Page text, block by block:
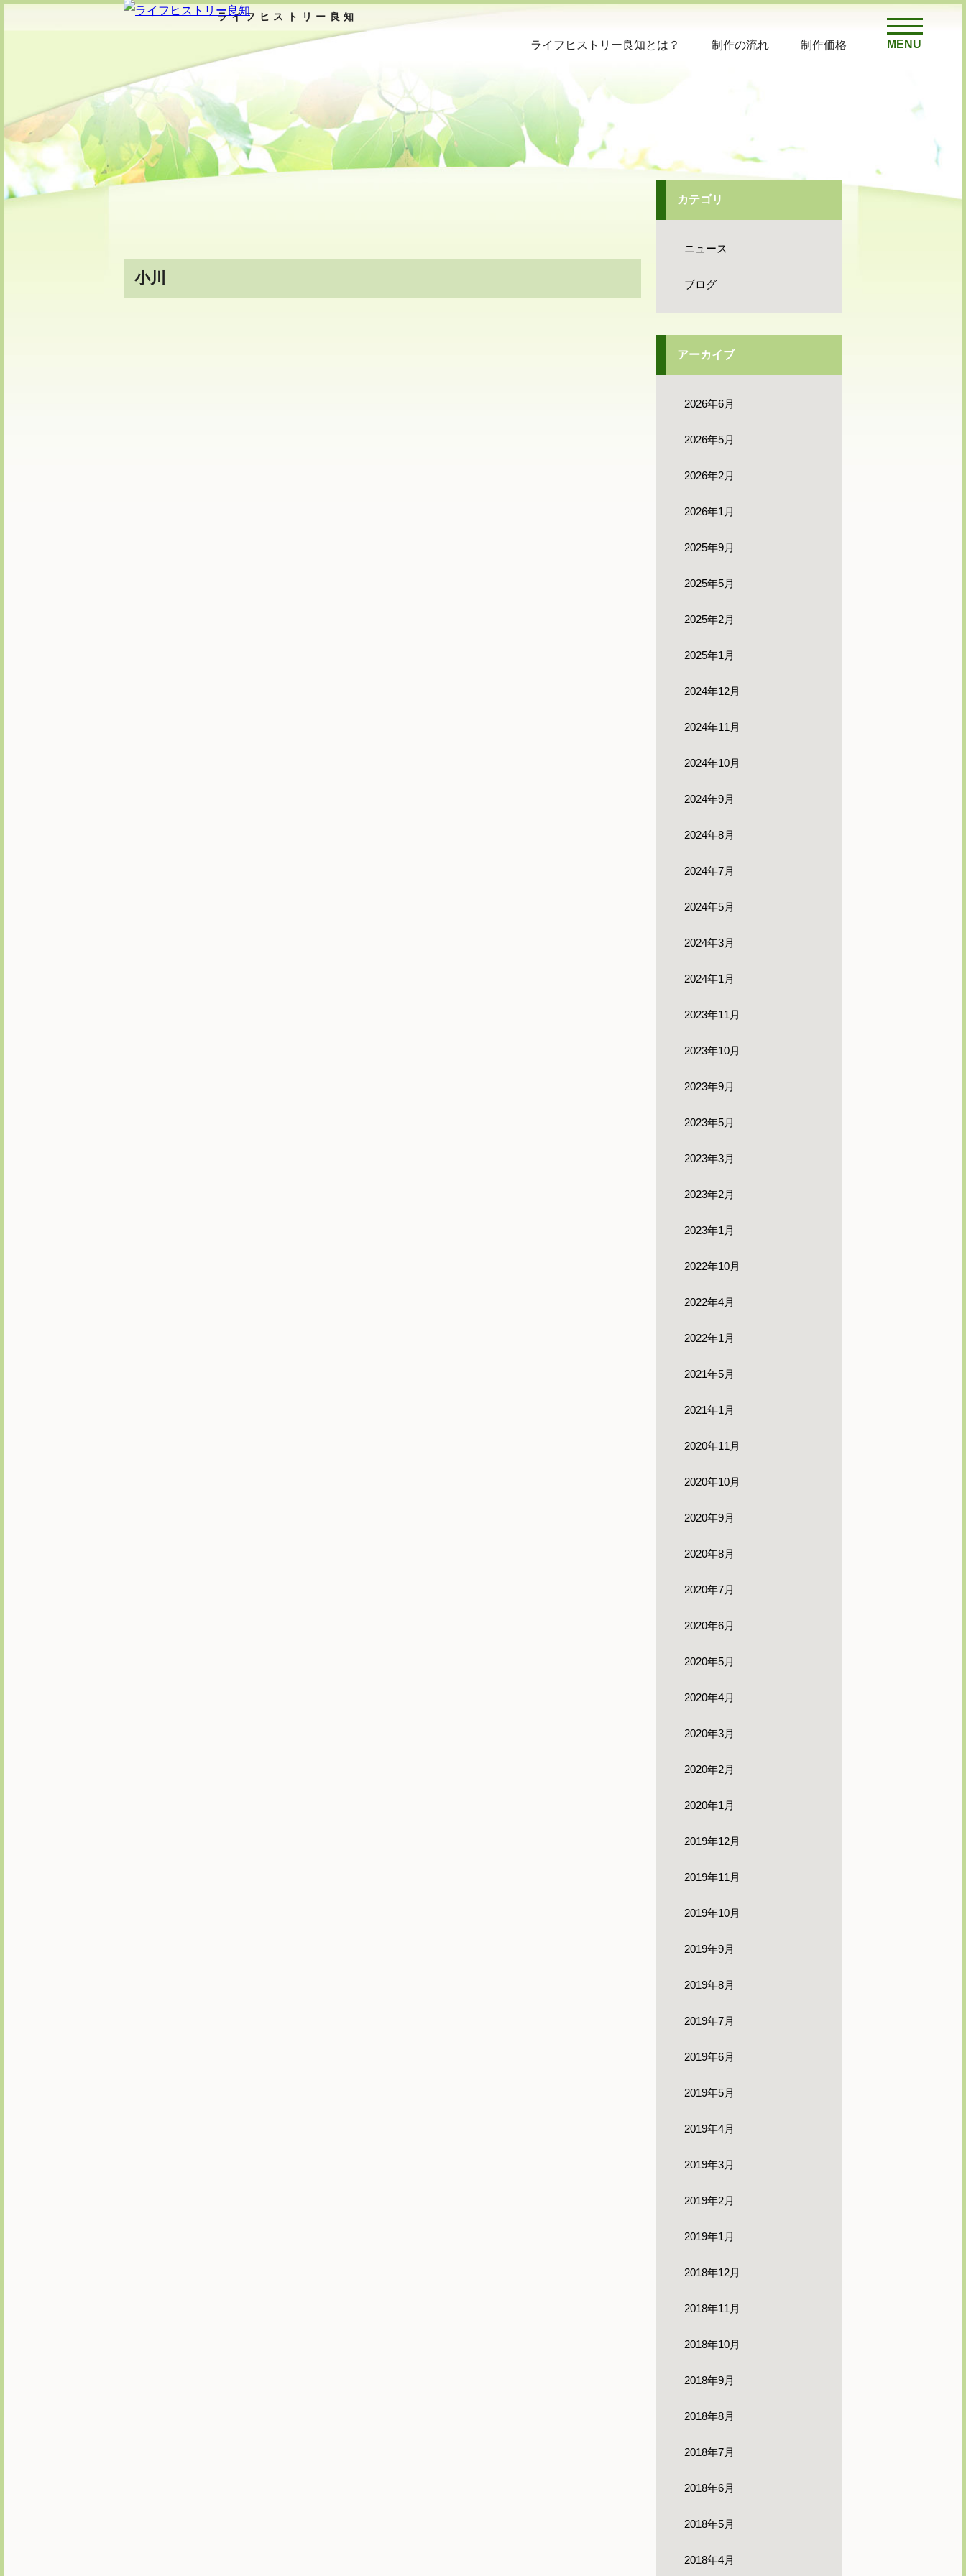
ライフヒストリー良知
MENU
ライフヒストリー良知とは？ 制作の流れ 制作価格
小川
カテゴリ
ニュース
ブログ
アーカイブ
2026年6月
2026年5月
2026年2月
2026年1月
2025年9月
2025年5月
2025年2月
2025年1月
2024年12月
2024年11月
2024年10月
2024年9月
2024年8月
2024年7月
2024年5月
2024年3月
2024年1月
2023年11月
2023年10月
2023年9月
2023年5月
2023年3月
2023年2月
2023年1月
2022年10月
2022年4月
2022年1月
2021年5月
2021年1月
2020年11月
2020年10月
2020年9月
2020年8月
2020年7月
2020年6月
2020年5月
2020年4月
2020年3月
2020年2月
2020年1月
2019年12月
2019年11月
2019年10月
2019年9月
2019年8月
2019年7月
2019年6月
2019年5月
2019年4月
2019年3月
2019年2月
2019年1月
2018年12月
2018年11月
2018年10月
2018年9月
2018年8月
2018年7月
2018年6月
2018年5月
2018年4月